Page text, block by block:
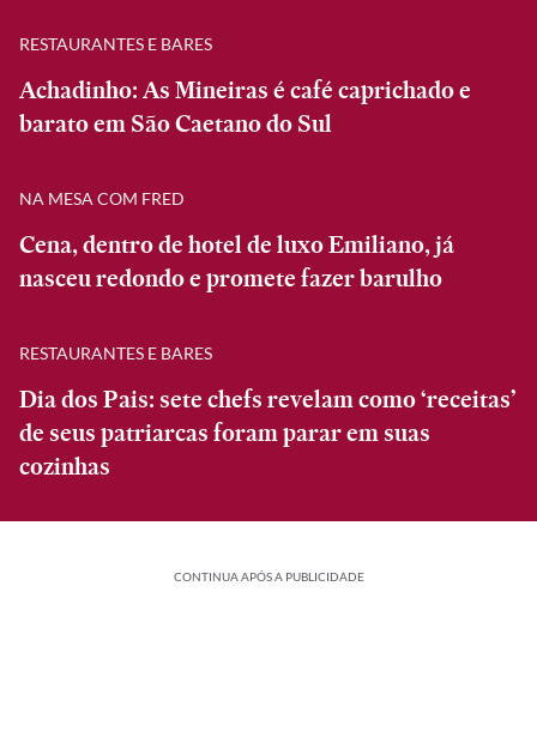
RESTAURANTES E BARES
Achadinho: As Mineiras é café caprichado e
barato em São Caetano do Sul
NA MESA COM FRED
Cena, dentro de hotel de luxo Emiliano, já
nasceu redondo e promete fazer barulho
RESTAURANTES E BARES
Dia dos Pais: sete chefs revelam como ‘receitas’
de seus patriarcas foram parar em suas
cozinhas
CONTINUA APÓS A PUBLICIDADE